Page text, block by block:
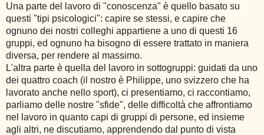
Una parte del lavoro di "conoscenza" è quello basato su
questi "tipi psicologici": capire se stessi, e capire che
ognuno dei nostri colleghi appartiene a uno di questi 16
gruppi, ed ognuno ha bisogno di essere trattato in maniera
diversa, per rendere al massimo.
L'altra parte è quella del lavoro in sottogruppi: guidati da uno
dei quattro coach (il nostro è Philippe, uno svizzero che ha
lavorato anche nello sport), ci presentiamo, ci raccontiamo,
parliamo delle nostre "sfide", delle difficoltà che affrontiamo
nel lavoro in quanto capi di gruppi di persone, ed insieme
agli altri, ne discutiamo, apprendendo dal punto di vista